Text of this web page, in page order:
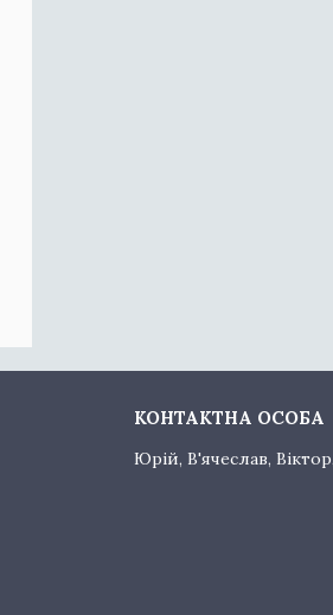
Юрій, В'ячеслав,